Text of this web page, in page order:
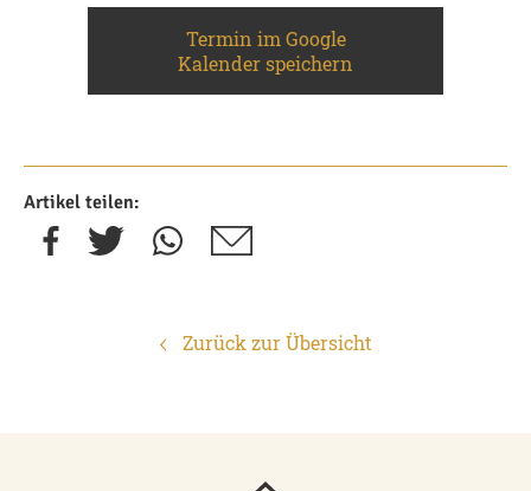
Termin im Google
Kalender speichern
Artikel teilen:
Zurück zur Übersicht